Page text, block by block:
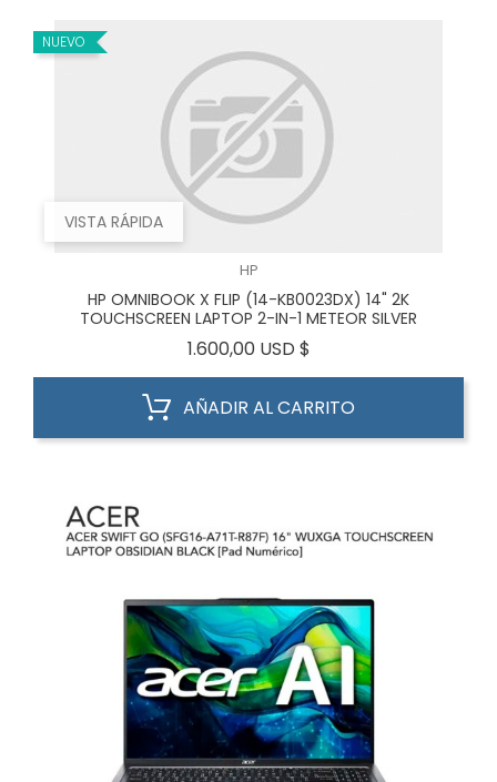
VISTA RÁPIDA
NUEVO
HP
HP OMNIBOOK X FLIP (14-KB0023DX) 14" 2K
TOUCHSCREEN LAPTOP 2-IN-1 METEOR SILVER
1.600,00 USD $
AÑADIR AL CARRITO